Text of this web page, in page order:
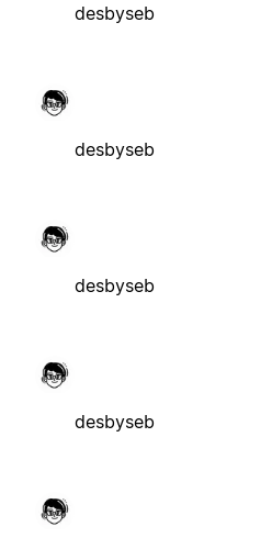
desbyseb
desbyseb
desbyseb
desbyseb